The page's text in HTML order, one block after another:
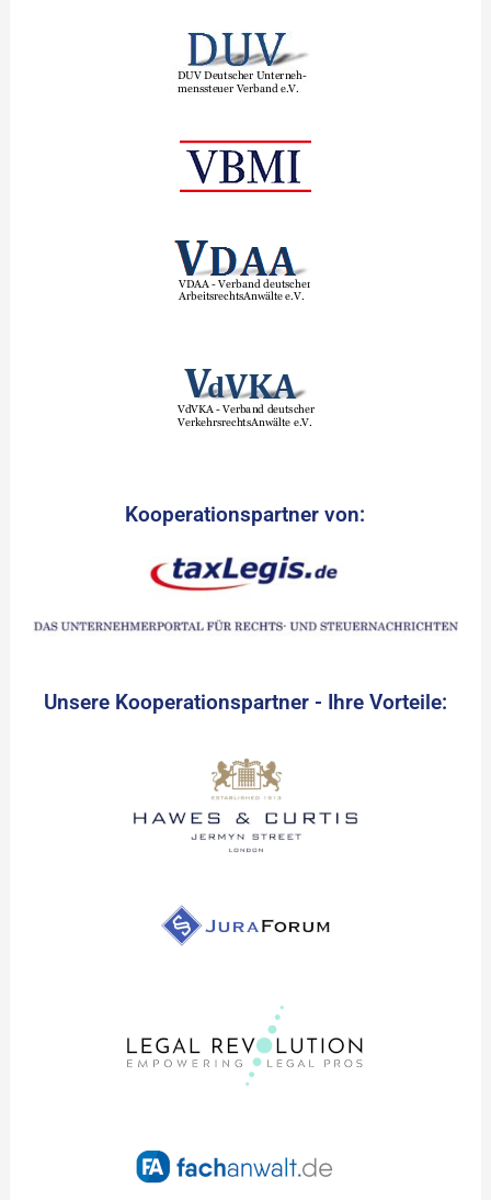
Kooperationspartner von:
Unsere Kooperationspartner - Ihre Vorteile: